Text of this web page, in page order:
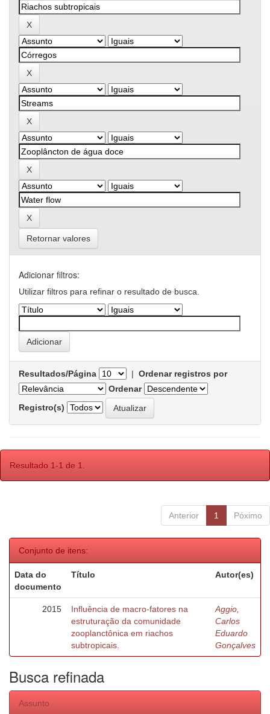
Retornar valores
Adicionar filtros:
Utilizar filtros para refinar o resultado de busca.
Resultados/Página | Ordenar registros por
Ordenar
Registro(s)
Resultado 1-1 de 1.
Anterior 1 Póximo
Conjunto de itens:
Data do
documento
Título Autor(es)
2015
Influência de macro-fatores na
estruturação da comunidade
zooplanctônica em riachos
subtropicais.
Aggio,
Carlos
Eduardo
Gonçalves
Busca refinada
Assunto